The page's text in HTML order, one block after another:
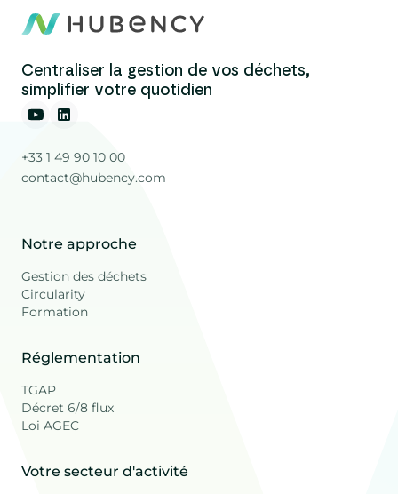
Centraliser la gestion de vos déchets,
simplifier votre quotidien
+33 1 49 90 10 00
contact@hubency.com
Notre approche
Gestion des déchets
Circularity
Formation
Réglementation
TGAP
Décret 6/8 flux
Loi AGEC
Votre secteur d'activité